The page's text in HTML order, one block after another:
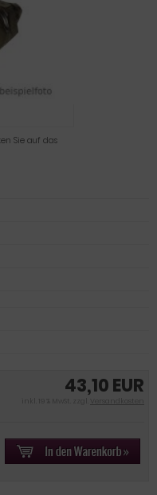
Sie auf das
43,10 EUR
inkl. 19 % MwSt. zzgl. Versandkosten